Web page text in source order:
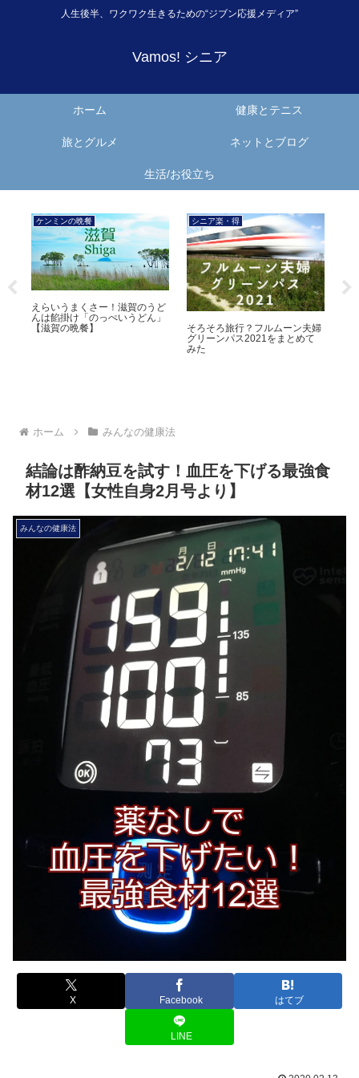
人生後半、ワクワク生きるための“ジブン応援メディア”
Vamos! シニア
ホーム 健康とテニス
旅とグルメ ネットとブログ
生活/お役立ち
フルムーン夫婦
ケンミンの晩餐
【奈良の晩餐①】ごっつぅうま
い！飛鳥鍋、柿の葉すし、レイ
Vamos!圭
【結果追記】錦織圭、全
レーの試合と日本選手情
ホーム みんなの健康法
結論は酢納豆を試す！血圧を下げる最強食
材12選【女性自身2月号より】
みんなの健康法
X Facebook はてブ
LINE